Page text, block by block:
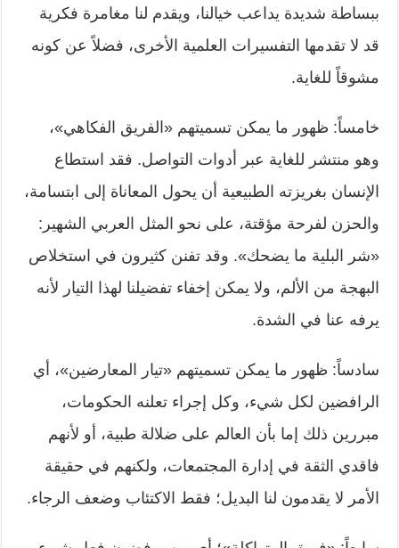
ببساطة شديدة يداعب خيالنا، ويقدم لنا مغامرة فكرية
قد لا تقدمها التفسيرات العلمية الأخرى، فضلاً عن كونه
مشوقاً للغاية.
خامساً: ظهور ما يمكن تسميتهم «الفريق الفكاهي»،
وهو منتشر للغاية عبر أدوات التواصل. فقد استطاع
الإنسان بغريزته الطبيعية أن يحول المعاناة إلى ابتسامة،
والحزن لفرحة مؤقتة، على نحو المثل العربي الشهير:
«شر البلية ما يضحك». وقد تفنن كثيرون في استخلاص
البهجة من الألم، ولا يمكن إخفاء تفضيلنا لهذا التيار لأنه
يرفه عنا في الشدة.
سادساً: ظهور ما يمكن تسميتهم «تيار المعارضين»، أي
الرافضين لكل شيء، وكل إجراء تعلنه الحكومات،
مبررين ذلك إما بأن العالم على ضلالة طبية، أو لأنهم
فاقدي الثقة في إدارة المجتمعات، ولكنهم في حقيقة
الأمر لا يقدمون لنا البديل؛ فقط الاكتئاب وضعف الرجاء.